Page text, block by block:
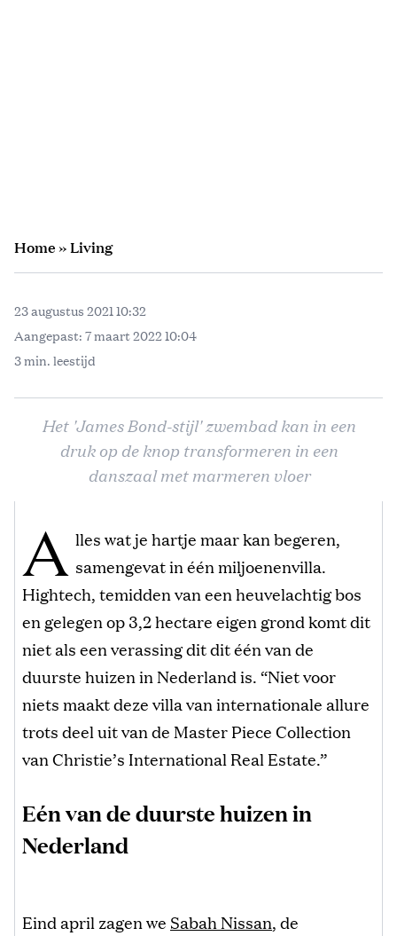
Home»Living
23 augustus 2021 10:32
Aangepast: 7 maart 2022 10:04
3 min. leestijd
Het 'James Bond-stijl' zwembad kan in een
druk op de knop transformeren in een
danszaal met marmeren vloer
A lles wat je hartje maar kan begeren,
samengevat in één miljoenenvilla.
Hightech, temidden van een heuvelachtig bos
en gelegen op 3,2 hectare eigen grond komt dit
niet als een verassing dit dit één van de
duurste huizen in Nederland is. “Niet voor
niets maakt deze villa van internationale allure
trots deel uit van de Master Piece Collection
van Christie’s International Real Estate.”
Eén van de duurste huizen in
Nederland
Eind april zagen we Sabah Nissan, de